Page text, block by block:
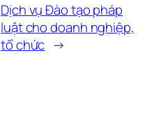
Dịch vụ Đào tạo pháp
luật cho doanh nghiệp,
tổ chức →